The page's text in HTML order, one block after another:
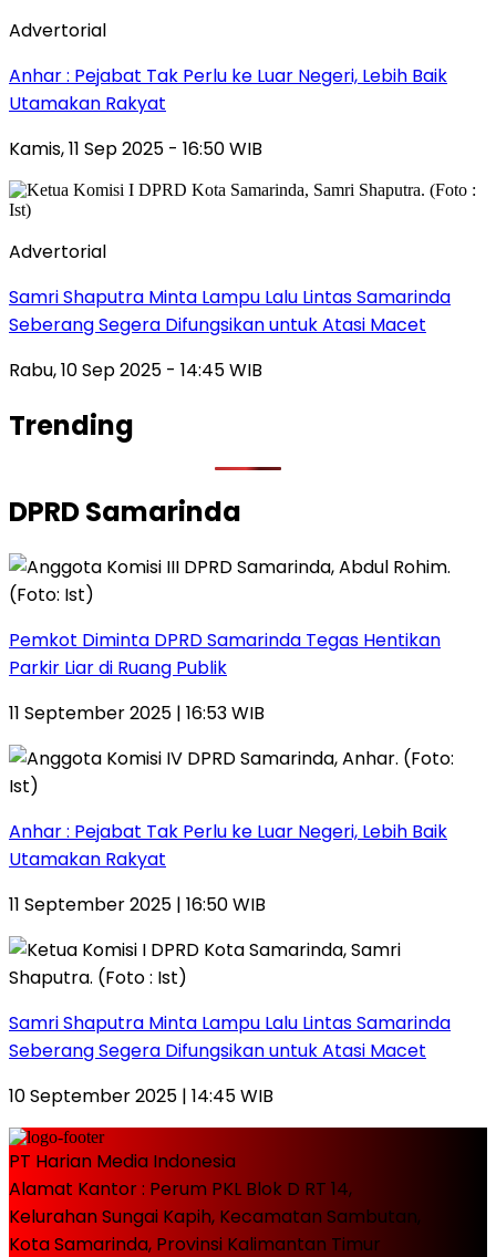
Advertorial
Anhar : Pejabat Tak Perlu ke Luar Negeri, Lebih Baik
Utamakan Rakyat
Kamis, 11 Sep 2025 - 16:50 WIB
Advertorial
Samri Shaputra Minta Lampu Lalu Lintas Samarinda
Seberang Segera Difungsikan untuk Atasi Macet
Rabu, 10 Sep 2025 - 14:45 WIB
Trending
DPRD Samarinda
Pemkot Diminta DPRD Samarinda Tegas Hentikan
Parkir Liar di Ruang Publik
11 September 2025 | 16:53 WIB
Anhar : Pejabat Tak Perlu ke Luar Negeri, Lebih Baik
Utamakan Rakyat
11 September 2025 | 16:50 WIB
Samri Shaputra Minta Lampu Lalu Lintas Samarinda
Seberang Segera Difungsikan untuk Atasi Macet
10 September 2025 | 14:45 WIB
PT Harian Media Indonesia
Alamat Kantor : Perum PKL Blok D RT 14,
Kelurahan Sungai Kapih, Kecamatan Sambutan,
Kota Samarinda, Provinsi Kalimantan Timur